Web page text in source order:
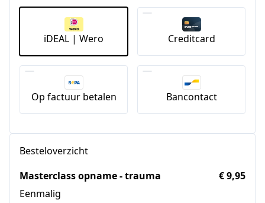
iDEAL | Wero Creditcard
Op factuur betalen Bancontact
Besteloverzicht
Masterclass opname - trauma
Eenmalig
€ 9,95